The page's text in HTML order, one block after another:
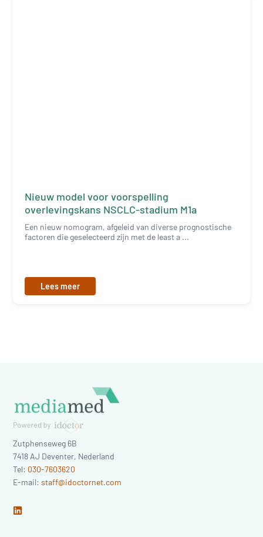
Nieuw model voor voorspelling
overlevingskans NSCLC-stadium M1a
Een nieuw nomogram, afgeleid van diverse prognostische
factoren die geselecteerd zijn met de least a ...
Lees meer
Zutphenseweg 6B
7418 AJ Deventer, Nederland
Tel: 030-7603620
E-mail:staff@idoctornet.com